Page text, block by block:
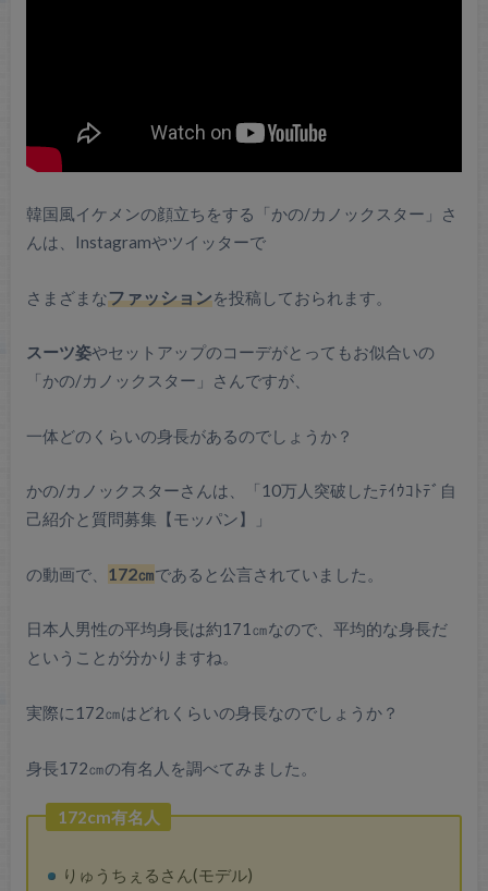
韓国風イケメンの顔立ちをする「かの/カノックスター」さ
んは、Instagramやツイッターで
さまざまなファッションを投稿しておられます。
スーツ姿やセットアップのコーデがとってもお似合いの
「かの/カノックスター」さんですが、
一体どのくらいの身長があるのでしょうか？
かの/カノックスターさんは、「10万人突破したﾃｲｳｺﾄﾃﾞ自
己紹介と質問募集【モッパン】」
の動画で、 172㎝であると公言されていました。
日本人男性の平均身長は約171㎝なので、平均的な身長だ
ということが分かりますね。
実際に172㎝はどれくらいの身長なのでしょうか？
身長172㎝の有名人を調べてみました。
172cm有名人
りゅうちぇるさん(モデル)